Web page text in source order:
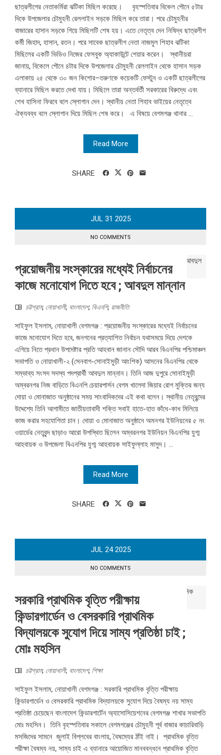
ছাত্রলীগের নেতাকর্মিরা ঝটিকা মিছিল করেছে। বৃহস্পতিবার বিকেল পৌনে ৫টার
দিকে উপজেলার চৌমুহনী রেললাইন সড়কে মিছিল করে তারা। পরে চৌমুহনীর
বাজারের হাসান সড়কে গিয়ে মিছিলটি শেষ হয়। এতে নেতৃত্ব দেন নিষিদ্ধ ছাত্রলীগ
কর্মী জিহাদ, হাসান, রতন। পরে সাবেক ছাত্রলীগ নেতা নাজমুল শিহাব ঝটিকা
মিছিলের একটি ভিডিও নিজের ফেসবুক অ্যাকাউন্টে শেয়ার করেন। স্থানীয়রা
জানায়, বিকেলে পৌনে ৪টার দিকে উপজেলার চৌমুহনী রেললাইন থেকে হাসান সড়ক
এলাকায় ২৫ থেকে ৩০ জন কিশোর–তরুণকে কয়েকটি ফেস্টুন ও একটি ছাত্রলীগের
ব্যানারে মিছিল করতে দেখা যায়। মিছিলে তারা অন্তর্বর্তী সরকারের বিরুদ্ধে এবং
শেখ হাসিনা ফিরবে বলে স্লোগান দেন। স্থানীয় নেতা শিহাব ভাইয়ের নেতৃত্বে
ঐক্যবব্ধ বলে স্লোগান দিয়ে মিছিল শেষ করে। এ বিষয়ে বেগমগঞ্জ থানার ...
Read More
SHARE
JUL 31 2025
NO COMMENTS
প্রয়োজনীয় সংস্কারের মধ্যেই নির্বাচনের
কাজে মনোযোগ দিতে হবে ; আবদুল মান্নান
চট্টগ্রাম, নোয়াখালী, বাংলাদেশ, বিএনপি, রাজনীতি
সাইফুল ইসলাম, নোয়াখালী বেগমগঞ্জ : প্রয়োজনীয় সংস্কারের মধ্যেই নির্বাচনের
কাজে মনোযোগ দিতে হবে, জনগনের প্রত্যাশিত নির্বাচন যথাসময়ে দিয়ে দেশকে
এগিয়ে নিতে প্রধান উপদেষ্টার প্রতি আহবান জানান সৌদি আরব বিএনপির পশ্চিমাঞ্চল
সভাপতি ও নোয়াখালী-২ (সেনবাগ-সোনাইমুড়ী আংশিক) আসনের বিএনপির থেকে
সম্ভাব্য সংসদ সদস্য পদপ্রার্থী আবদুল মান্নান। তিনি আজ দুপুরে সোনাইমুড়ী
অম্বরনগর নিজ বাড়িতে বিএনপি চেয়ারপার্সন বেগম খালেদা জিয়ার রোগ মুক্তির জন্য
দোয়া ও মোনাজাত অনুষ্ঠানের সময় সাংবাদিকদের এই কথা বলেন। স্থানীয় নেতৃবৃন্দের
উদ্দেশ্যে তিনি আগামীতে জাতীয়তাবাদী শক্তি সবাই হাতে-হাত কাঁধে-কাধ মিলিয়ে
কাজ করার সহযোগিতা চান। দোয়া ও মোনাজাত অনুষ্ঠানে অমনগর ইউনিয়নের ৫ নং
ওয়ার্ডের নেতৃবৃন্দ ছাড়াও আরো উপস্থিত ছিলেন অম্বরনগর ইউনিয়ন বিএনপির যুগ্ম
আহবায়ক ও উপজেলা বিএনপির যুগ্ম আহবায়ক সাইফুল্লাহ মাসুদ। ...
Read More
SHARE
JUL 24 2025
NO COMMENTS
সরকারি প্রাথমিক বৃত্তি পরীক্ষায়
কিন্ডারগার্ডেন ও বেসরকারি প্রাথমিক
বিদ্যালয়কে সুযোগ দিয়ে সাম্য প্রতিষ্ঠা চাই ;
মোঃ মহসিন
চট্টগ্রাম, নোয়াখালী, বাংলাদেশ, শিক্ষা
সাইফুল ইসলাম, নোয়াখালী বেগমগঞ্জ : সরকারি প্রাথমিক বৃত্তি পরীক্ষায়
কিন্ডারগার্ডেন ও বেসরকারি প্রাথমিক বিদ্যালয়কে সুযোগ দিয়ে বৈষম্য নয় সাম্য
প্রতিষ্ঠা চেয়েছেন বাংলাদেশ কিন্ডারগার্টেন অ্যাসোসিয়েশনের বেগমগঞ্জ শাখার সভাপতি
মোঃ মহসিন। তিনি বৃহস্পতিবার সকালে বেগমগঞ্জের চৌমুহনী পূর্ব বাজার কাচারিবাড়ি
মসজিদের সামনে জুলাই বিপ্লবের বাংলায়, বৈষম্যের ঠাঁই নাই। প্রাথমিক বৃত্তি
পরীক্ষা বৈষম্য নয়, সাম্য চাই এ ব্যানারে আয়োজিত মানববন্ধনে প্রাথমিক বৃত্তি